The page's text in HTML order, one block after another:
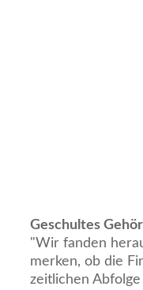
Geschultes
"Wir fanden
merken, ob die
zeitlichen